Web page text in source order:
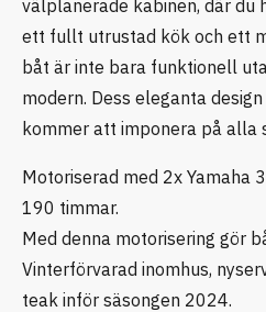
välplanerade kabinen, där du
ett fullt utrustad kök och ett
båt är inte bara funktionell
modern. Dess eleganta
kommer att imponera på alla
Motoriserad med 2x Yamaha
190 timmar.
Med denna motorisering gör
Vinterförvarad inomhus,
teak inför säsongen 2024.